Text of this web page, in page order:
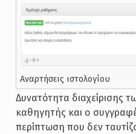
Αναρτήσεις ιστολογίου
Δυνατότητα διαχείρισης
καθηγητής και ο
περίπτωση που δεν